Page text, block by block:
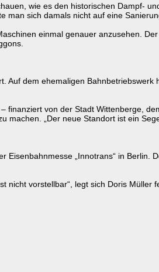
wie es den historischen Dampf-
sich damals nicht auf eine
einmal genauer anzusehen.
Auf dem ehemaligen Bahnbetriebswerk
von der Stadt Wittenberge,
machen. „Der neue Standort ist ein
„Innotrans“ in Berlin.
nicht vorstellbar“, legt sich Doris Müller